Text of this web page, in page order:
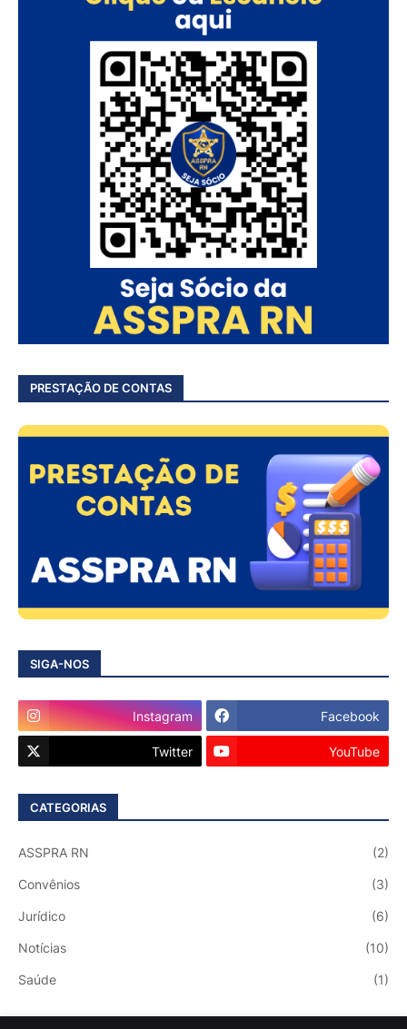
PRESTAÇÃO DE CONTAS
SIGA-NOS
Instagram Facebook
Twitter YouTube
CATEGORIAS
ASSPRA RN (2)
Convênios (3)
Jurídico (6)
Notícias (10)
Saúde (1)